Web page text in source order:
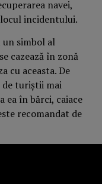
navei,
incidentului.
un simbol al
cazează în zonă
cu aceasta. De
de turiștii mai
ea în bărci, caiace
recomandat de